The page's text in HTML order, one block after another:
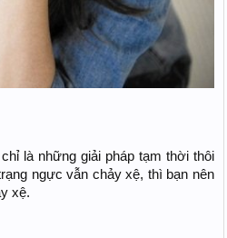
là những giải pháp tạm thời thôi
ngực vẫn chảy xệ, thì bạn nên
xệ.